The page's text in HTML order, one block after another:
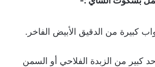
كبيرة من الدقيق الأبيض الفاخر.
كبير من الزبدة الفلاحي أو السمن